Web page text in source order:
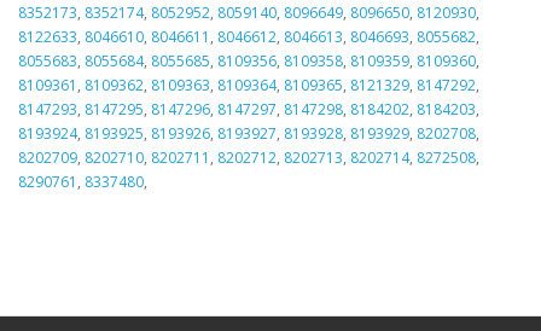
8352173, 8352174, 8052952, 8059140, 8096649, 8096650, 8120930,
8122633, 8046610, 8046611 , 8046612, 8046613, 8046693, 8055682,
8055683, 8055684, 8055685, 8109356, 8109358, 8109359, 8109360,
8109361 , 8109362, 8109363, 8109364, 8109365, 8121329, 8147292,
8147293, 8147295, 8147296, 8147297, 8147298, 8184202, 8184203,
8193924, 8193925, 8193926, 8193927, 8193928, 8193929, 8202708,
8202709, 8202710, 8202711 , 8202712, 8202713, 8202714, 8272508,
8290761 , 8337480,